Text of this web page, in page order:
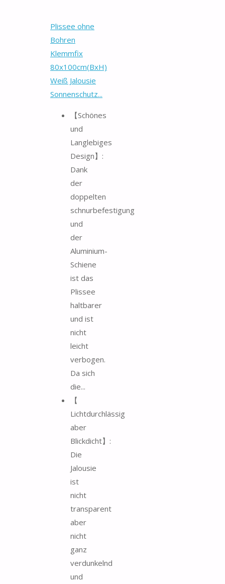
Plissee ohne
Bohren
Klemmfix
80x100cm(BxH)
Weiß Jalousie
Sonnenschutz...
【Schönes
und
Langlebiges
Design】:
Dank
der
doppelten
schnurbefestigung
und
der
Aluminium-
Schiene
ist das
Plissee
haltbarer
und ist
nicht
leicht
verbogen.
Da sich
die...
【
Lichtdurchlässig
aber
Blickdicht】:
Die
Jalousie
ist
nicht
transparent
aber
nicht
ganz
verdunkelnd
und